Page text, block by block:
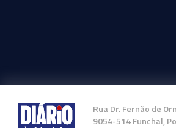
Rua Dr. Fernão de
9054-514 Funchal,